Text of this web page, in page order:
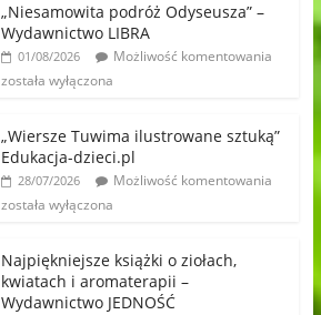
„Niesamowita podróż Odyseusza” –
Wydawnictwo LIBRA
01/08/2026
Możliwość komentowania
została wyłączona
„Wiersze Tuwima ilustrowane sztuką”
Edukacja-dzieci.pl
28/07/2026
Możliwość komentowania
została wyłączona
Najpiękniejsze książki o ziołach,
kwiatach i aromaterapii –
Wydawnictwo JEDNOŚĆ